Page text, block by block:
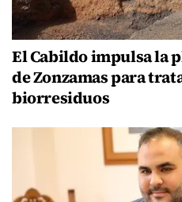
El Cabildo impulsa la
de Zonzamas para
biorresiduos